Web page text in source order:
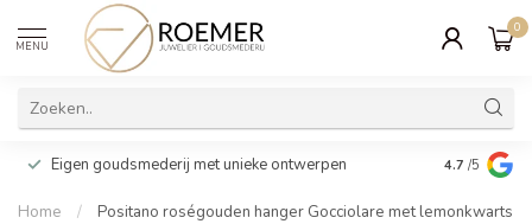
MENU
0
Eigen goudsmederij met unieke ontwerpen Wij
cadeau
4.7 /5
Home /
Positano roségouden hanger Gocciolare met lemonkwarts